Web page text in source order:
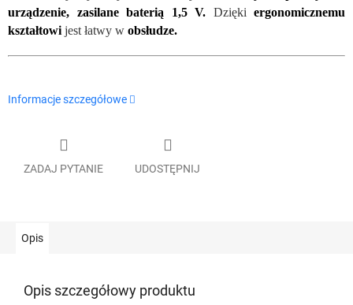
urządzenie, zasilane baterią 1,5 V. Dzięki ergonomicznemu
kształtowi jest łatwy w obsłudze.
Informacje szczegółowe
ZADAJ PYTANIE UDOSTĘPNIJ
Opis
Opis szczegółowy produktu